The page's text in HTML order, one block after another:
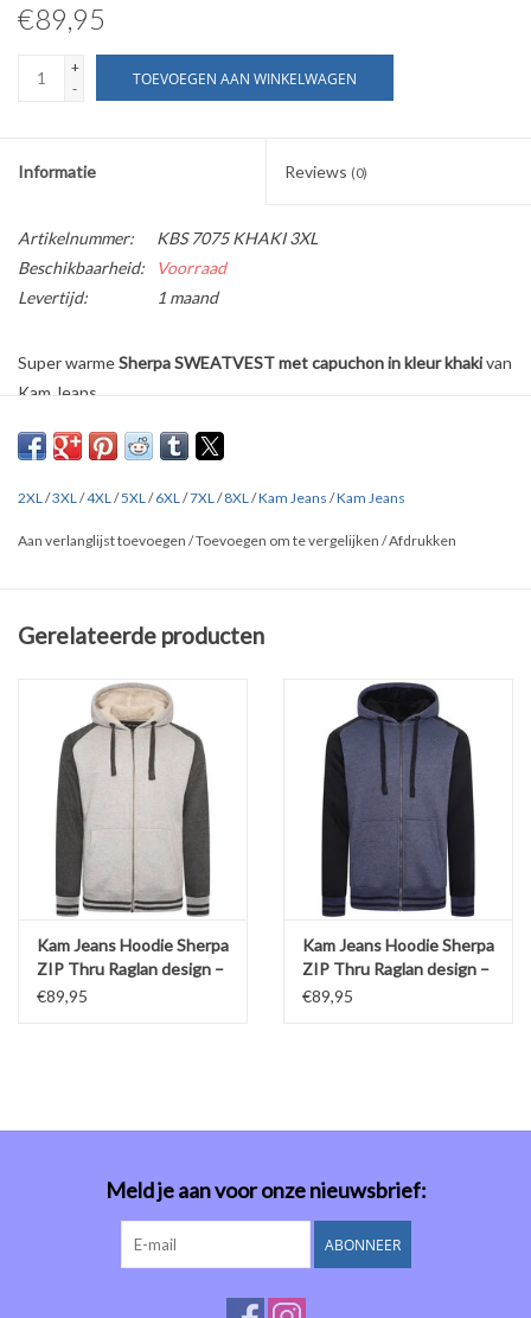
€89,95
+
-
TOEVOEGEN AAN WINKELWAGEN
Informatie Reviews (0)
Artikelnummer:
KBS 7075 KHAKI 3XL
Beschikbaarheid:
Voorraad
Levertijd:
1 maand
Super warmeSherpa SWEATVEST met capuchon in kleur khakivan
Kam Jeans.
Verkrijgbaar indrie kleurenin de maten
Fraai afgewerkte met contrasteren mouwen.
Capuchon met trekkoord en zakken aan de voorkant.
Overige kleuren: zie onderaan de pagina bij '
enHIERvoor uitgebreide maten tabellen van alle merken.
2XL/3XL/4XL/5XL/6XL/7XL/8XL/Kam Jeans /Kam Jeans
Aan verlanglijst toevoegen /Toevoegen om te vergelijken /Afdrukken
Gerelateerde producten
Kam Jeans Hoodie Sherpa
ZIP Thru Raglan design –
grijs
€89,95
Kam Jeans Hoodie Sherpa
ZIP Thru Raglan design –
blauw
€89,95
Meld je aan voor onze nieuwsbrief:
ABONNEER